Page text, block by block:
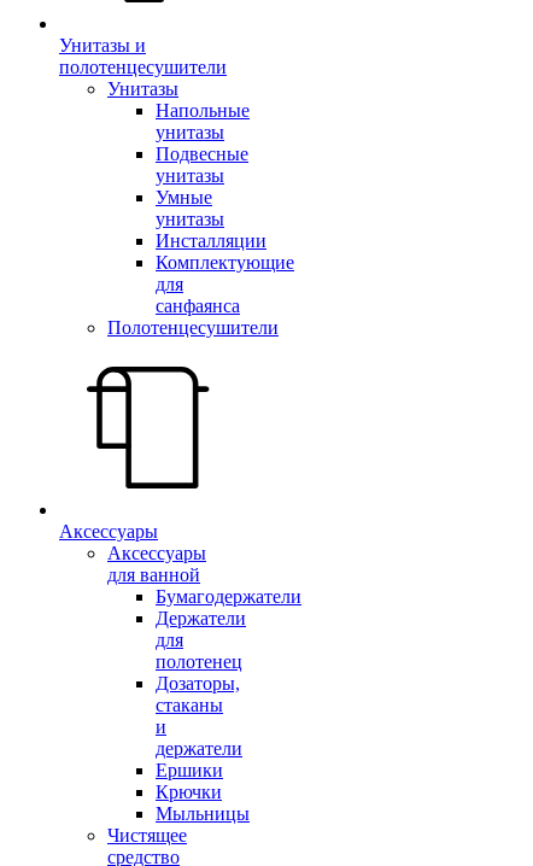
Унитазы и
полотенцесушители
Унитазы
Напольные
унитазы
Подвесные
унитазы
Умные
унитазы
Инсталляции
Комплектующие
для
санфаянса
Полотенцесушители
Аксессуары
Аксессуары
для ванной
Бумагодержатели
Держатели
для
полотенец
Дозаторы,
стаканы
и
держатели
Ершики
Крючки
Мыльницы
Чистящее
средство